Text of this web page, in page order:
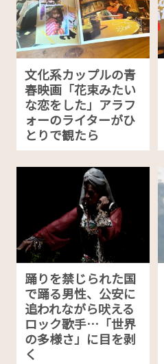
文化系カップルの青
春映画「花束みたい
な恋をした」アラフ
ォーのライターがひ
とりで観たら
踊りを禁じられた国
で踊る男性、公安に
追われながら吠える
ロック歌手…「世界
の多様さ」に目を剥
く